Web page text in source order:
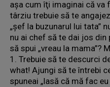
aşa cum îţi imaginai că va
târziu trebuie să te
„şef la buzunarul lui tata”
nu ai chef să te dai jos din
să spui „vreau la mama”?
1. Trebuie să te descurci
what! Ajungi să te întrebi
spuneai „lasă că mă fac eu